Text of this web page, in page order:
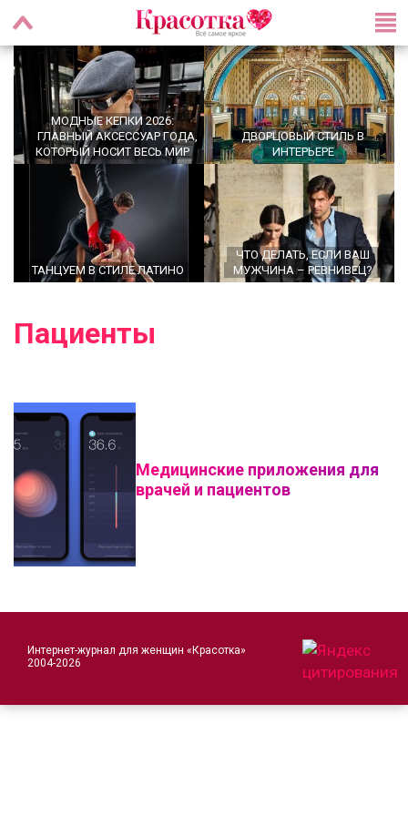
МОДНЫЕ КЕПКИ 2026:
ГЛАВНЫЙ АКСЕССУАР ГОДА,
КОТОРЫЙ НОСИТ ВЕСЬ МИР
ДВОРЦОВЫЙ СТИЛЬ В
ИНТЕРЬЕРЕ
ТАНЦУЕМ В СТИЛЕ ЛАТИНО
ЧТО ДЕЛАТЬ, ЕСЛИ ВАШ
МУЖЧИНА – РЕВНИВЕЦ?
Пациенты
Медицинские приложения для
врачей и пациентов
Интернет-журнал для женщин «Красотка»
2004-2026